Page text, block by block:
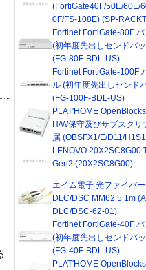
(FortiGate40F/50E/60E/
0F/FS-108E) (SP-
Fortinet FortiGate-80F
(初年度先出しセンドバ
(FG-80F-BDL-US)
Fortinet FortiGate-100F
ル (初年度先出しセンド
(FG-100F-BDL-US)
PLAT'HOME
H/W保守及びサブスクリ
属 (OBSFX1/E/D11/
LENOVO 20X2SC8G00
Gen2 (20X2SC8G00)
エイム電子 光ファイバ
DLC/DSC MM62.5 1m
DLC/DSC-62-01)
Fortinet FortiGate-40F
(初年度先出しセンドバ
(FG-40F-BDL-US)
PLAT'HOME